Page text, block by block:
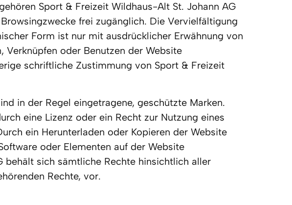
Sport & Freizeit Wildhaus-Alt St. Johann AG
frei zugänglich. Die Vervielfältigung
Form ist nur mit ausdrücklicher Erwähnung von
oder Benutzen der Website
schriftliche Zustimmung von Sport & Freizeit
in der Regel eingetragene, geschützte Marken.
eine Lizenz oder ein Recht zur Nutzung eines
ein Herunterladen oder Kopieren der Website
oder Elementen auf der Website
behält sich sämtliche Rechte hinsichtlich aller
Rechte, vor.